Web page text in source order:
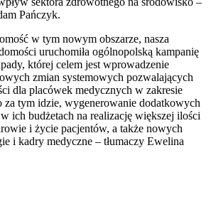
Pańczyk.
w tym nowym obszarze, nasza
uruchomiła ogólnopolską kampanię
której celem jest wprowadzenie
zmian systemowych pozwalających
dla placówek medycznych w zakresie
tym idzie, wygenerowanie dodatkowych
ich budżetach na realizację większej ilości
i życie pacjentów, a także nowych
i kadry medyczne – tłumaczy Ewelina